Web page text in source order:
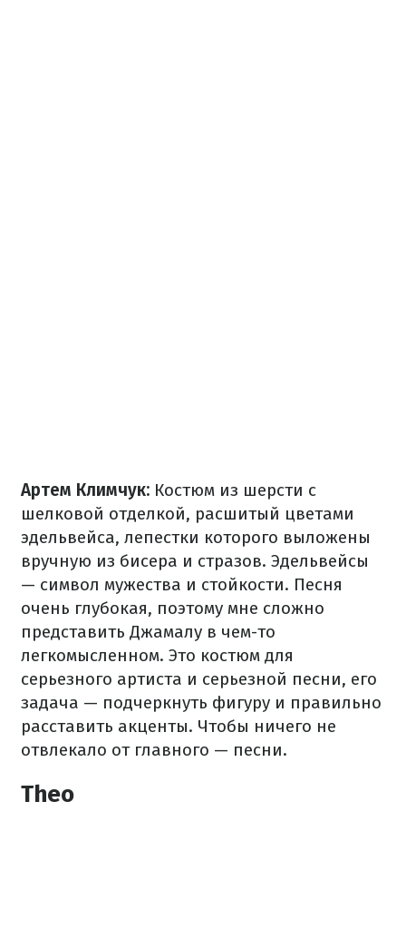
Артем Климчук: Костюм из шерсти с
шелковой отделкой, расшитый цветами
эдельвейса, лепестки которого выложены
вручную из бисера и стразов. Эдельвейсы
— символ мужества и стойкости. Песня
очень глубокая, поэтому мне сложно
представить Джамалу в чем-то
легкомысленном. Это костюм для
серьезного артиста и серьезной песни, его
задача — подчеркнуть фигуру и правильно
расставить акценты. Чтобы ничего не
отвлекало от главного — песни.
Theo